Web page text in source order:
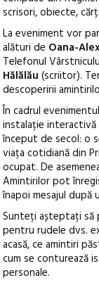
scrisori, obiecte,
La eveniment vor
alături de Oana-
Telefonul
Hălălău (scriitor).
descoperirii
În cadrul
instalație
început de secol: o
viața cotidiană din
ocupat. De
Amintirilor pot
înapoi mesajul după
Sunteți așteptați să
pentru rudele dvs.
acasă, ce amintiri
cum se conturează
personale.